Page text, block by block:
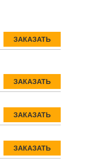
ЗАКАЗАТЬ
ЗАКАЗАТЬ
ЗАКАЗАТЬ
ЗАКАЗАТЬ